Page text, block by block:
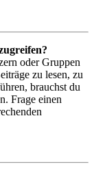
oder Gruppen
zu lesen, zu
brauchst du
Frage einen